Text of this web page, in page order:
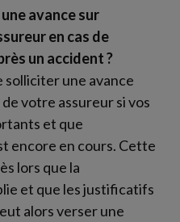
avance sur
en cas de
un accident ?
solliciter une avance
votre assureur si vos
et que
encore en cours. Cette
lors que la
et que les justificatifs
alors verser une